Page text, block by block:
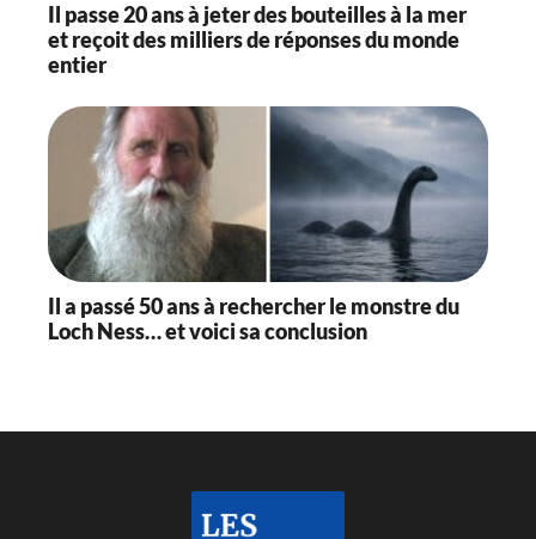
Il passe 20 ans à jeter des bouteilles à la mer
et reçoit des milliers de réponses du monde
entier
Il a passé 50 ans à rechercher le monstre du
Loch Ness… et voici sa conclusion